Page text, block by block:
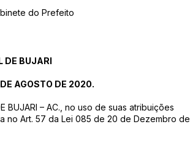
do Prefeito
DE BUJARI
AGOSTO DE 2020.
BUJARI – AC., no uso de suas atribuições
no Art. 57 da Lei 085 de 20 de Dezembro de